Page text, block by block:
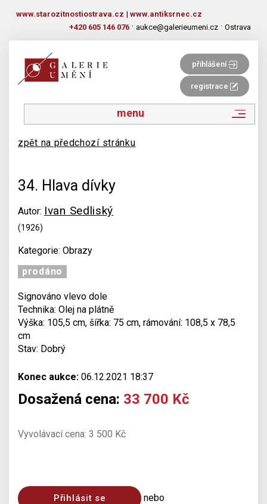
www.starozitnostiostrava.cz | www.antiksrnec.cz
+420 605 146 076 · aukce@galerieumeni.cz · Ostrava
přihlášení
registrace
menu
zpět na předchozí stránku
34. Hlava dívky
Autor: Ivan Sedliský
(1926)
Kategorie: Obrazy
prodáno
Signováno vlevo dole
Technika: Olej na plátně
Výška: 105,5 cm, šířka: 75 cm, rámování: 108,5 x 78,5
cm
Stav: Dobrý
Konec aukce: 06.12.2021 18:37
Dosažená cena: 33 700 Kč
Vyvolávací cena: 3 500 Kč
Přihlásit se nebo